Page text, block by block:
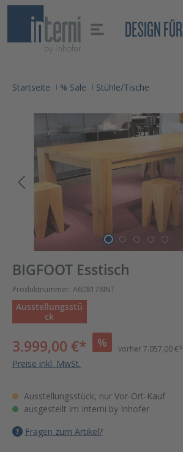
Startseite % Sale Stühle/Tische
BIGFOOT Esstisch
Produktnummer: A608178INT
Ausstellungsstü
ck
3.999,00 €* % vorher7.057,00 €*
Preise inkl. MwSt.
Ausstellungsstück, nur Vor-Ort-Kauf
ausgestellt im Interni by Inhofer
Fragen zum Artikel?